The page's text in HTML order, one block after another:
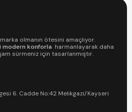
olmanın ötesini amaçlıyor.
modern konforla harmanlayarak daha
sürmeniz için tasarlanmıştır.
6. Cadde No:42 Melikgazi/Kayseri